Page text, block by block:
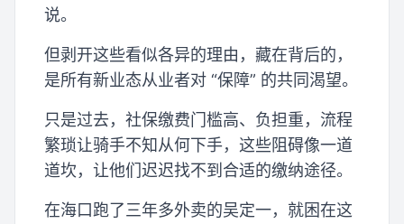
说。
但剥开这些看似各异的理由，藏在背后的，
是所有新业态从业者对 “保障” 的共同渴望。
只是过去，社保缴费门槛高、负担重，流程
繁琐让骑手不知从何下手，这些阻碍像一道
道坎，让他们迟迟找不到合适的缴纳途径。
在海口跑了三年多外卖的吴定一，就困在这